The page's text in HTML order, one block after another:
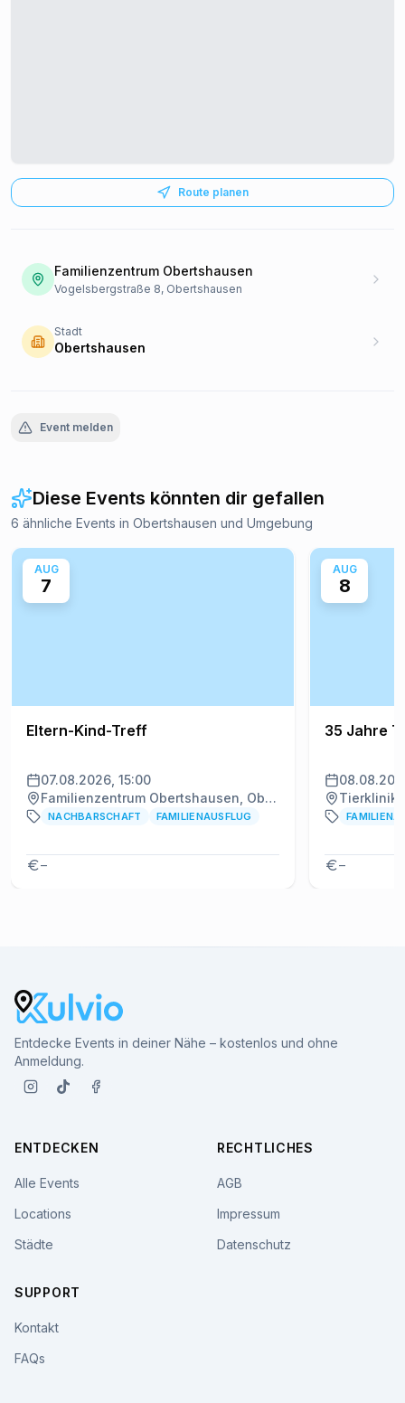
Route planen
Familienzentrum Obertshausen
Vogelsbergstraße 8, Obertshausen
Stadt
Obertshausen
Event melden
Diese Events könnten dir gefallen
6 ähnliche Events in Obertshausen und Umgebung
AUG
7
Eltern-Kind-Treff
07.08.2026, 15:00
Familienzentrum Obertshausen, Obertshausen
NACHBARSCHAFT FAMILIENAUSFLUG
–
AUG
8
35 Jahre
Tierklinik
–
Entdecke Events in deiner Nähe – kostenlos und ohne
Anmeldung.
ENTDECKEN
Alle Events
Locations
Städte
RECHTLICHES
AGB
Impressum
Datenschutz
SUPPORT
Kontakt
FAQs